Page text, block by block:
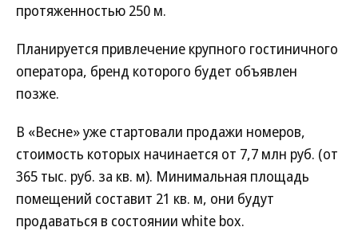
протяженностью 250 м.
Планируется привлечение крупного гостиничного
оператора, бренд которого будет объявлен
позже.
В «Весне» уже стартовали продажи номеров,
стоимость которых начинается от 7,7 млн руб. (от
365 тыс. руб. за кв. м). Минимальная площадь
помещений составит 21 кв. м, они будут
продаваться в состоянии white box.